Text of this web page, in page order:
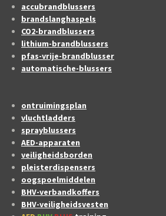
accubrandblussers
brandslanghaspels
CO2-brandblussers
lithium-brandblussers
pfas-vrije-brandblusser
automatische-blussers
ontruimingsplan
vluchtladders
sprayblussers
AED-apparaten
veiligheidsborden
pleisterdispensers
oogspoelmiddelen
BHV-verbandkoffers
BHV-veiligheidsvesten